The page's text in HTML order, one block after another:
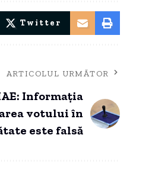
Twitter
ARTICOLUL URMĂTOR
Informația
votului în
este falsă